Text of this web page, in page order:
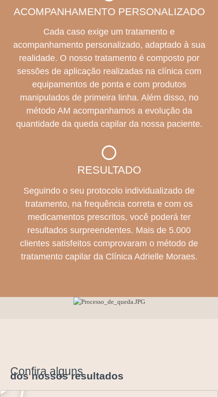
ACOMPANHAMENTO PERSONALIZADO
Cada caso exige um tratamento e
acompanhamento personalizado, adaptado à sua
realidade. O nosso tratamento é composto por
sessões de aplicação realizadas na clínica com
equipamentos de ponta e com produtos
manipulados de primeira linha. Além disso, no
método AM acompanhamos a evolução da
quantidade da queda capilar da nossa paciente.
RESULTADO
Seguindo o seu protocolo individualizado de
tratamento, na frequência correta e com os
medicamentos prescritos, você poderá ter
resultados surpreendentes. Mais de 5.000
clientes satisfeitos comprovaram o método de
tratamento capilar da Clínica Adrielle Moraes.
Confira alguns
dos nossos resultados